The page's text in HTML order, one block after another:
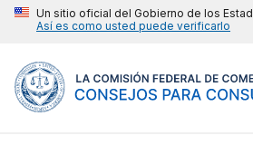
Un sitio oficial del Gobierno de los
Así es como usted puede verificarlo